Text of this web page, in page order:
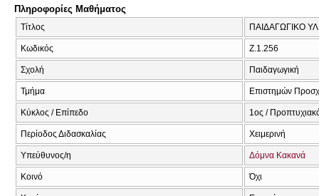
Πληροφορίες Μαθήματος
Τίτλος ΠΑΙΔΑΓΩΓΙΚΟ
Κωδικός Ζ.1.256
Σχολή Παιδαγωγική
Τμήμα Επιστημών
Κύκλος / Επίπεδο 1ος /
Περίοδος Διδασκαλίας Χειμερινή
Υπεύθυνος/η Δόμνα Κακανά
Κοινό Όχι